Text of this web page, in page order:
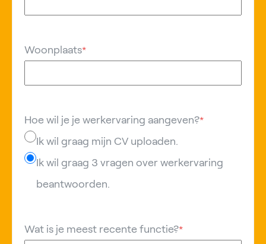
Woonplaats*
Hoe wil je je werkervaring aangeven?*
Ik wil graag mijn CV uploaden.
Ik wil graag 3 vragen over werkervaring
beantwoorden.
Wat is je meest recente functie?*